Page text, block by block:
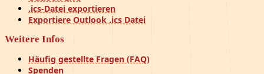
.ics-Datei exportieren
Exportiere Outlook .ics Datei
Weitere Infos
Häufig gestellte Fragen (FAQ)
Spenden